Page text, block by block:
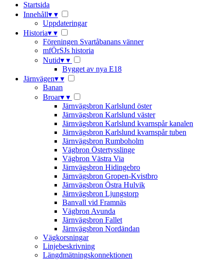
Startsida
Innehåll▾ ▾
Uppdateringar
Historia▾ ▾
Föreningen Svartåbanans vänner
mfÖrSJs historia
Nutid▾ ▾
Bygget av nya E18
Järnvägen▾ ▾
Banan
Broar▾ ▾
Järnvägsbron Karlslund öster
Järnvägsbron Karlslund väster
Järnvägsbron Karlslund kvarnspår kanalen
Järnvägsbron Karlslund kvarnspår tuben
Järnvägsbron Rumboholm
Vägbron Östertysslinge
Vägbron Västra Via
Järnvägsbron Hidingebro
Järnvägsbron Gropen-Kvistbro
Järnvägsbron Östra Hulvik
Järnvägsbron Ljungstorp
Banvall vid Framnäs
Vägbron Avunda
Järnvägsbron Fallet
Järnvägsbron Nordändan
Vägkorsningar
Linjebeskrivning
Längdmätningskonnektionen